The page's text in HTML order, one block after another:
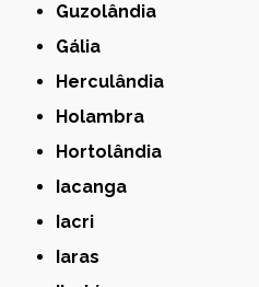
Guzolândia
Gália
Herculândia
Holambra
Hortolândia
Iacanga
Iacri
Iaras